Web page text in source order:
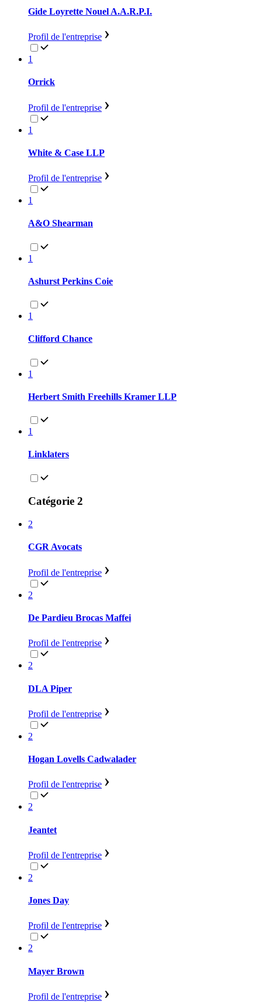
Gide Loyrette Nouel A.A.R.P.I.
Profil de l'entreprise
1
Orrick
Profil de l'entreprise
1
White & Case LLP
Profil de l'entreprise
1
A&O Shearman
1
Ashurst Perkins Coie
1
Clifford Chance
1
Herbert Smith Freehills Kramer LLP
1
Linklaters
Catégorie 2
2
CGR Avocats
Profil de l'entreprise
2
De Pardieu Brocas Maffei
Profil de l'entreprise
2
DLA Piper
Profil de l'entreprise
2
Hogan Lovells Cadwalader
Profil de l'entreprise
2
Jeantet
Profil de l'entreprise
2
Jones Day
Profil de l'entreprise
2
Mayer Brown
Profil de l'entreprise